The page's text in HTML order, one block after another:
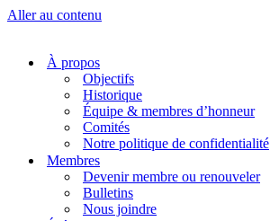
Aller au contenu
À propos
Objectifs
Historique
Équipe & membres d’honneur
Comités
Notre politique de confidentialité
Membres
Devenir membre ou renouveler
Bulletins
Nous joindre